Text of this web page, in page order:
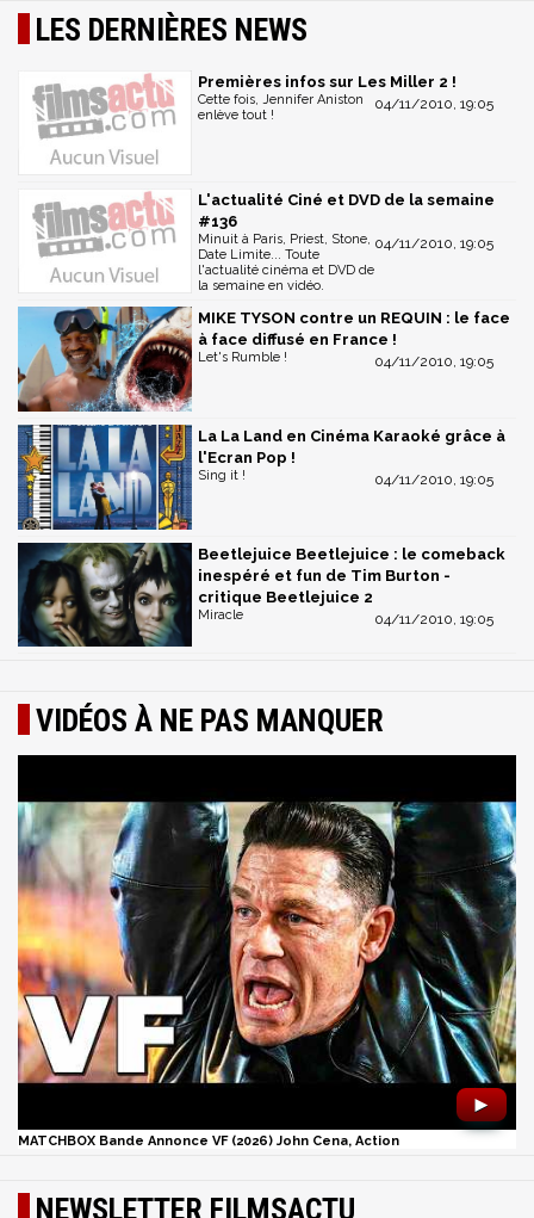
LES DERNIÈRES NEWS
Premières infos sur Les Miller 2 !
04/11/2010, 19:05
Cette fois, Jennifer Aniston
enlève tout !
L'actualité Ciné et DVD de la semaine
#136
04/11/2010, 19:05
Minuit à Paris, Priest, Stone,
Date Limite... Toute
l'actualité cinéma et DVD de
la semaine en vidéo.
MIKE TYSON contre un REQUIN : le face
à face diffusé en France !
04/11/2010, 19:05
Let's Rumble !
La La Land en Cinéma Karaoké grâce à
l'Ecran Pop !
04/11/2010, 19:05
Sing it !
Beetlejuice Beetlejuice : le comeback
inespéré et fun de Tim Burton -
critique Beetlejuice 2
04/11/2010, 19:05
Miracle
VIDÉOS À NE PAS MANQUER
►
MATCHBOX Bande Annonce VF (2026) John Cena, Action
NEWSLETTER FILMSACTU